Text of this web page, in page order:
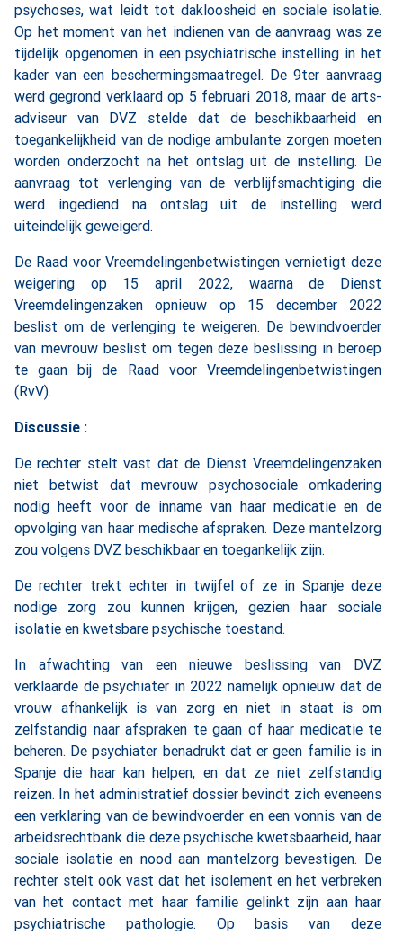
psychoses, wat leidt tot dakloosheid en sociale isolatie.
Op het moment van het indienen van de aanvraag was ze
tijdelijk opgenomen in een psychiatrische instelling in het
kader van een beschermingsmaatregel. De 9ter aanvraag
werd gegrond verklaard op 5 februari 2018, maar de arts-
adviseur van DVZ stelde dat de beschikbaarheid en
toegankelijkheid van de nodige ambulante zorgen moeten
worden onderzocht na het ontslag uit de instelling. De
aanvraag tot verlenging van de verblijfsmachtiging die
werd ingediend na ontslag uit de instelling werd
uiteindelijk geweigerd.
De Raad voor Vreemdelingenbetwistingen vernietigt deze
weigering op 15 april 2022, waarna de Dienst
Vreemdelingenzaken opnieuw op 15 december 2022
beslist om de verlenging te weigeren. De bewindvoerder
van mevrouw beslist om tegen deze beslissing in beroep
te gaan bij de Raad voor Vreemdelingenbetwistingen
(RvV).
Discussie :
De rechter stelt vast dat de Dienst Vreemdelingenzaken
niet betwist dat mevrouw psychosociale omkadering
nodig heeft voor de inname van haar medicatie en de
opvolging van haar medische afspraken. Deze mantelzorg
zou volgens DVZ beschikbaar en toegankelijk zijn.
De rechter trekt echter in twijfel of ze in Spanje deze
nodige zorg zou kunnen krijgen, gezien haar sociale
isolatie en kwetsbare psychische toestand.
In afwachting van een nieuwe beslissing van DVZ
verklaarde de psychiater in 2022 namelijk opnieuw dat de
vrouw afhankelijk is van zorg en niet in staat is om
zelfstandig naar afspraken te gaan of haar medicatie te
beheren. De psychiater benadrukt dat er geen familie is in
Spanje die haar kan helpen, en dat ze niet zelfstandig
reizen. In het administratief dossier bevindt zich eveneens
een verklaring van de bewindvoerder en een vonnis van de
arbeidsrechtbank die deze psychische kwetsbaarheid, haar
sociale isolatie en nood aan mantelzorg bevestigen. De
rechter stelt ook vast dat het isolement en het verbreken
van het contact met haar familie gelinkt zijn aan haar
psychiatrische pathologie. Op basis van deze